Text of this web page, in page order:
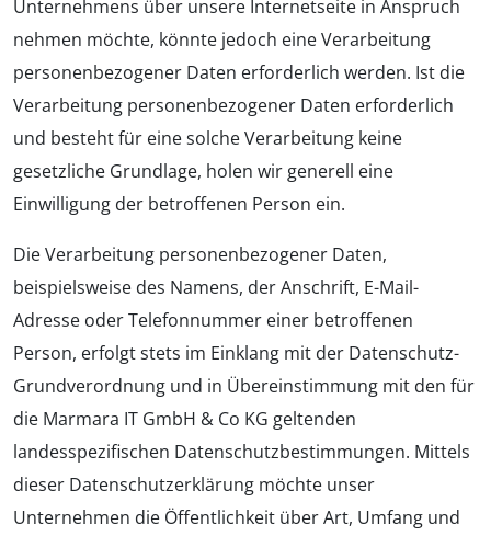
Unternehmens über unsere Internetseite in Anspruch
nehmen möchte, könnte jedoch eine Verarbeitung
personenbezogener Daten erforderlich werden. Ist die
Verarbeitung personenbezogener Daten erforderlich
und besteht für eine solche Verarbeitung keine
gesetzliche Grundlage, holen wir generell eine
Einwilligung der betroffenen Person ein.
Die Verarbeitung personenbezogener Daten,
beispielsweise des Namens, der Anschrift, E-Mail-
Adresse oder Telefonnummer einer betroffenen
Person, erfolgt stets im Einklang mit der Datenschutz-
Grundverordnung und in Übereinstimmung mit den für
die Marmara IT GmbH & Co KG geltenden
landesspezifischen Datenschutzbestimmungen. Mittels
dieser Datenschutzerklärung möchte unser
Unternehmen die Öffentlichkeit über Art, Umfang und